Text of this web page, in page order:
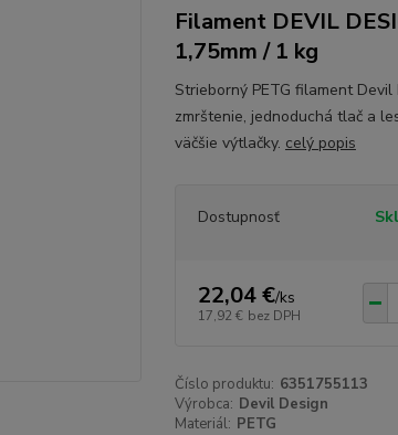
Filament DEVIL
1,75mm / 1 kg
Strieborný PETG filament
zmrštenie, jednoduchá tlač a
väčšie výtlačky. celý popis
Dostupnosť
22,04 €/ks
17,92 € bez DPH
Číslo produktu: 6351755113
Výrobca: Devil Design
Materiál: PETG